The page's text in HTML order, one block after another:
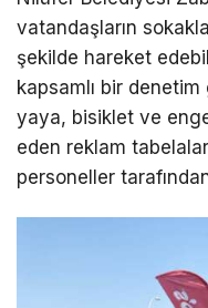
vatandaşların
şekilde hareket
kapsamlı bir
yaya, bisiklet ve
eden reklam
personeller